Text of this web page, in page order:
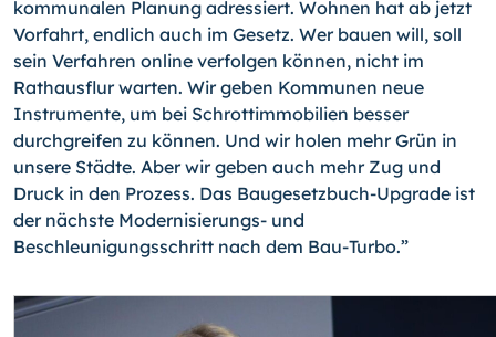
kommunalen Planung adressiert. Wohnen hat ab jetzt
Vorfahrt, endlich auch im Gesetz. Wer bauen will, soll
sein Verfahren online verfolgen können, nicht im
Rathausflur warten. Wir geben Kommunen neue
Instrumente, um bei Schrottimmobilien besser
durchgreifen zu können. Und wir holen mehr Grün in
unsere Städte. Aber wir geben auch mehr Zug und
Druck in den Prozess. Das Baugesetzbuch-Upgrade ist
der nächste Modernisierungs- und
Beschleunigungsschritt nach dem Bau-Turbo.”